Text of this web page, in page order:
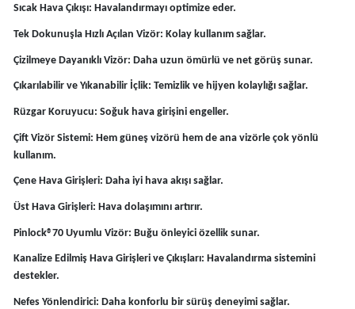
Sıcak Hava Çıkışı: Havalandırmayı optimize eder.
Tek Dokunuşla Hızlı Açılan Vizör: Kolay kullanım sağlar.
Çizilmeye Dayanıklı Vizör: Daha uzun ömürlü ve net görüş sunar.
Çıkarılabilir ve Yıkanabilir İçlik: Temizlik ve hijyen kolaylığı sağlar.
Rüzgar Koruyucu: Soğuk hava girişini engeller.
Çift Vizör Sistemi: Hem güneş vizörü hem de ana vizörle çok yönlü
kullanım.
Çene Hava Girişleri: Daha iyi hava akışı sağlar.
Üst Hava Girişleri: Hava dolaşımını artırır.
Pinlock®70 Uyumlu Vizör: Buğu önleyici özellik sunar.
Kanalize Edilmiş Hava Girişleri ve Çıkışları: Havalandırma sistemini
destekler.
Nefes Yönlendirici: Daha konforlu bir sürüş deneyimi sağlar.